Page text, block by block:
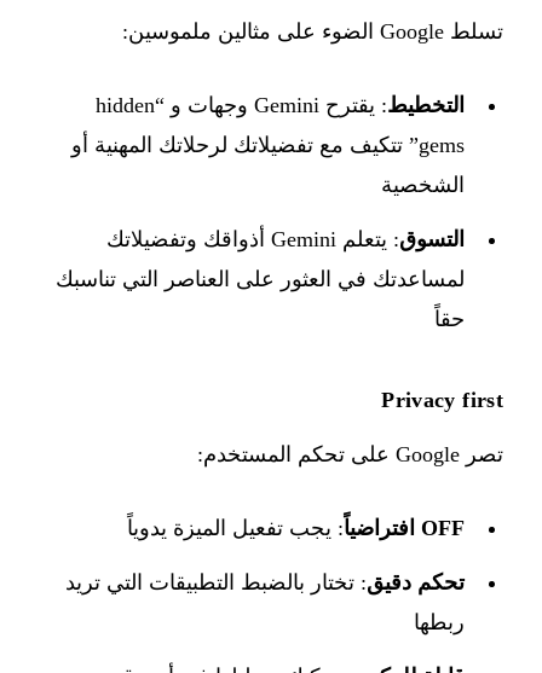
تسلط Google الضوء على مثالين ملموسين:
التخطيط
: يقترح Gemini وجهات و “hidden
gems” تتكيف مع تفضيلاتك لرحلاتك المهنية أو
الشخصية
التسوق
: يتعلم Gemini أذواقك وتفضيلاتك
لمساعدتك في العثور على العناصر التي تناسبك
حقاً
Privacy first
تصر Google على تحكم المستخدم:
OFF افتراضياً : يجب تفعيل الميزة يدوياً
تحكم دقيق: تختار بالضبط التطبيقات التي تريد
ربطها